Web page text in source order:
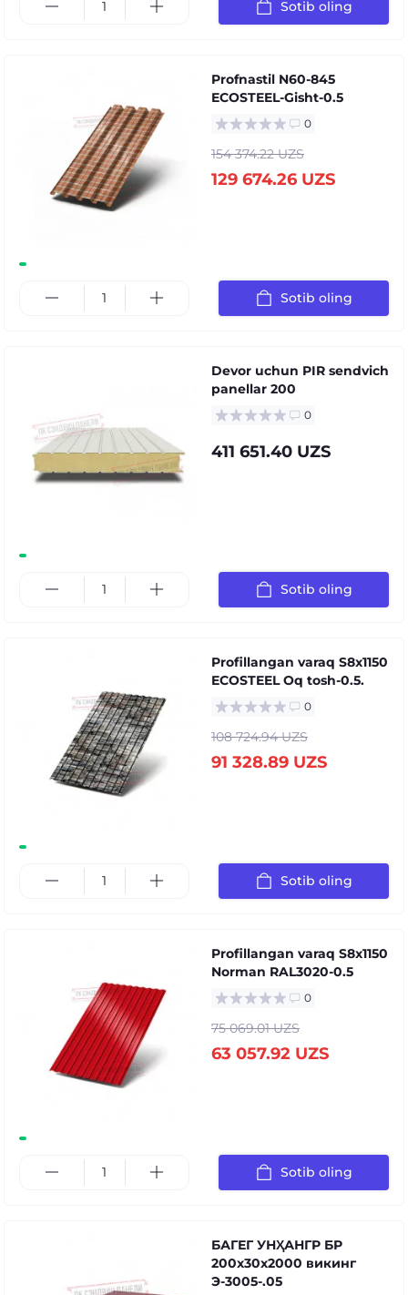
Sotib oling
Profnastil N60-845
ECOSTEEL-Gisht-0.5
0
154 374.22 UZS
129 674.26 UZS
Sotib oling
Devor uchun PIR sendvich
panellar 200
0
411 651.40 UZS
Sotib oling
Profillangan varaq S8x1150
ECOSTEEL Oq tosh-0.5.
0
108 724.94 UZS
91 328.89 UZS
Sotib oling
Profillangan varaq S8x1150
Norman RAL3020-0.5
0
75 069.01 UZS
63 057.92 UZS
Sotib oling
БАГЕГ УНҲАНГР БР
200x30x2000 викинг
Э-3005-.05